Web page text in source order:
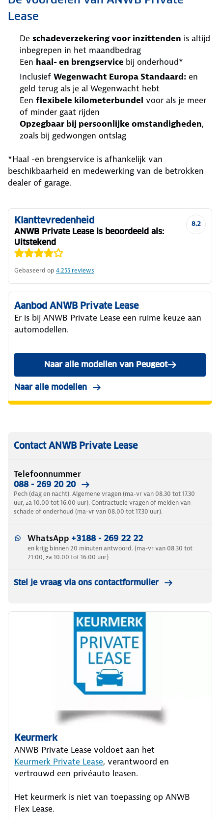
Lease
De schadeverzekering voor inzittenden is altijd
inbegrepen in het maandbedrag
Een haal- en brengservice bij onderhoud*
Inclusief Wegenwacht Europa Standaard: en
geld terug als je al Wegenwacht hebt
Een flexibele kilometerbundel voor als je meer
of minder gaat rijden
Opzegbaar bij persoonlijke omstandigheden,
zoals bij gedwongen ontslag
*Haal -en brengservice is afhankelijk van
beschikbaarheid en medewerking van de betrokken
dealer of garage.
8,2
Klanttevredenheid
ANWB Private Lease is beoordeeld als:
Uitstekend
Gebaseerd op 4.255 reviews
Aanbod ANWB Private Lease
Er is bij ANWB Private Lease een ruime keuze aan
automodellen.
Naar alle modellen van Peugeot
Naar alle modellen
Contact ANWB Private Lease
Telefoonnummer
088 - 269 20 20
Pech (dag en nacht). Algemene vragen (ma-vr van 08.30 tot 17.30
uur, za 10.00 tot 16.00 uur). Contractuele vragen of melden van
schade of onderhoud (ma-vr van 08.00 tot 17.30 uur).
WhatsApp +3188 - 269 22 22
en krijg binnen 20 minuten antwoord. (ma-vr van 08.30 tot
21:00, za 10.00 tot 16.00 uur)
Stel je vraag via ons contactformulier
Keurmerk
ANWB Private Lease voldoet aan het
Keurmerk Private Lease, verantwoord en
vertrouwd een privéauto leasen.
Het keurmerk is niet van toepassing op ANWB
Flex Lease.